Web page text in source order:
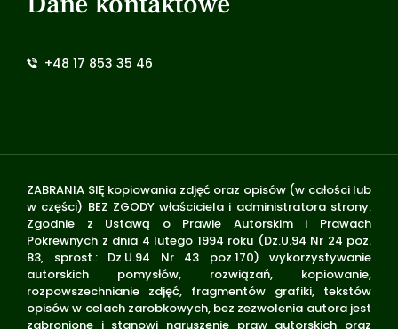
+48 17 853 35 46
ZABRANIA SIĘ kopiowania zdjęć oraz opisów (w całości lub
w części) BEZ ZGODY właściciela i administratora strony.
Zgodnie z Ustawą o Prawie Autorskim i Prawach
Pokrewnych z dnia 4 lutego 1994 roku (Dz.U.94 Nr 24 poz.
83, sprost.: Dz.U.94 Nr 43 poz.170) wykorzystywanie
autorskich pomysłów, rozwiązań, kopiowanie,
rozpowszechnianie zdjęć, fragmentów grafiki, tekstów
opisów w celach zarobkowych, bez zezwolenia autora jest
zabronione i stanowi naruszenie praw autorskich oraz